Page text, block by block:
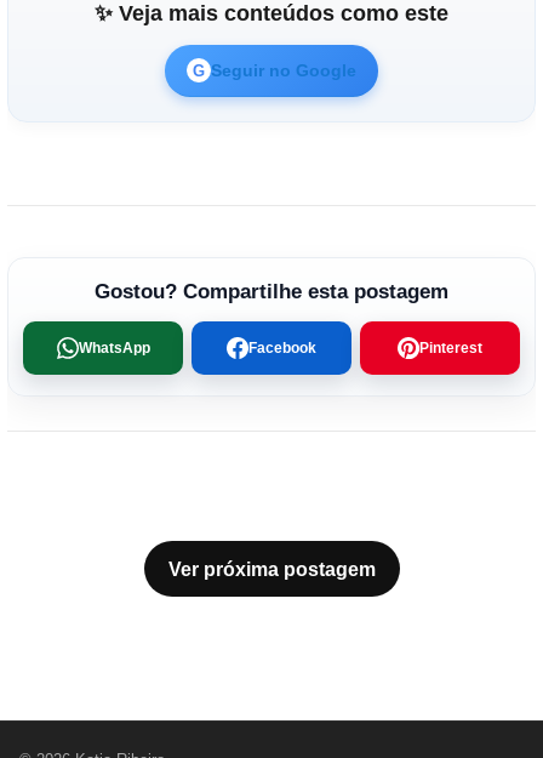
✨ Veja mais conteúdos como este
G Seguir no Google
Gostou? Compartilhe esta postagem
WhatsApp Facebook Pinterest
Ver próxima postagem